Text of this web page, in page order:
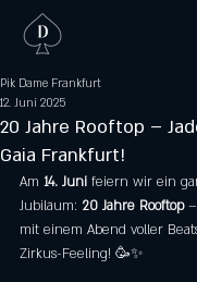
20 Jahre Rooftop –
Gaia Frankfurt!
Pik Dame Frankfurt
12. Juni 2025
Am 14. Juni feiern wir ein
Jubiläum: 20 Jahre Rooftop –
mit einem Abend voller
Zirkus-Feeling! 🥳✨